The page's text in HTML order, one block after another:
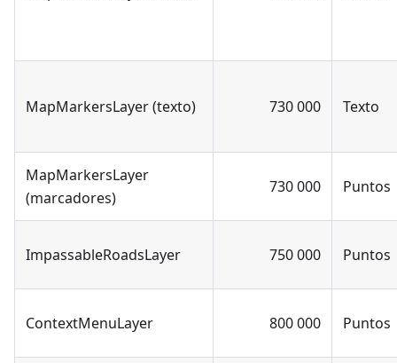
MapMarkersLayer (texto) 730 000 Texto
MapMarkersLayer
(marcadores)
730 000 Puntos
ImpassableRoadsLayer 750 000 Puntos
ContextMenuLayer 800 000 Puntos